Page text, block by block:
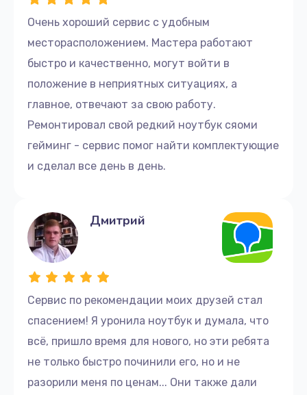
Очень хороший сервис с удобным
месторасположением. Мастера работают
быстро и качественно, могут войти в
положение в неприятных ситуациях, а
главное, отвечают за свою работу.
Ремонтировал свой редкий ноутбук сяоми
гейминг - сервис помог найти комплектующие
и сделал все день в день.
Сервис по рекомендации моих друзей стал
спасением! Я уронила ноутбук и думала, что
всё, пришло время для нового, но эти ребята
не только быстро починили его, но и не
разорили меня по ценам... Они также дали
Дмитрий